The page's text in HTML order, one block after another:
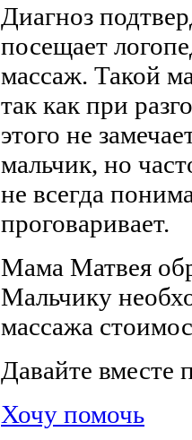
Диагноз
посещает
массаж. Такой
так как при
этого не
мальчик, но
не всегда
проговаривает.
Мама Матвея
Мальчику
массажа
Давайте
Хочу помочь